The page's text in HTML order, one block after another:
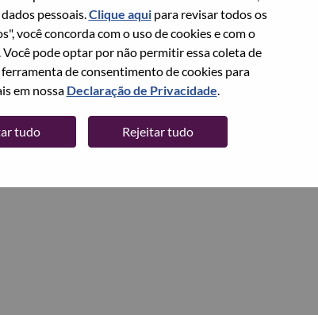
pessoais. Clique aquipara revisar todos os
você concorda com o uso de cookies e com o
pode optar por não permitir essa coleta de
de consentimento de cookies para
em nossa Declaração de Privacidade
tudo Rejeitar tudo